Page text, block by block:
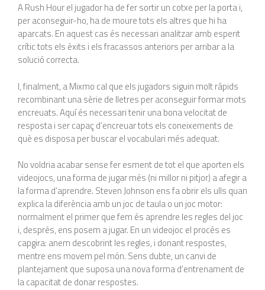
A Rush Hour el jugador ha de fer sortir un cotxe per la porta i,
per aconseguir-ho, ha de moure tots els altres que hi ha
aparcats. En aquest cas és necessari analitzar amb esperit
crític tots els èxits i els fracassos anteriors per arribar a la
solució correcta.
I, finalment, a Mixmo cal que els jugadors siguin molt ràpids
recombinant una sèrie de lletres per aconseguir formar mots
encreuats. Aquí és necessari tenir una bona velocitat de
resposta i ser capaç d’encreuar tots els coneixements de
què es disposa per buscar el vocabulari més adequat.
No voldria acabar sense fer esment de tot el que aporten els
videojocs, una forma de jugar més (ni millor ni pitjor) a afegir a
la forma d’aprendre. Steven Johnson ens fa obrir els ulls quan
explica la diferència amb un joc de taula o un joc motor:
normalment el primer que fem és aprendre les regles del joc
i, després, ens posem a jugar. En un videojoc el procés es
capgira: anem descobrint les regles, i donant respostes,
mentre ens movem pel món. Sens dubte, un canvi de
plantejament que suposa una nova forma d’entrenament de
la capacitat de donar respostes.